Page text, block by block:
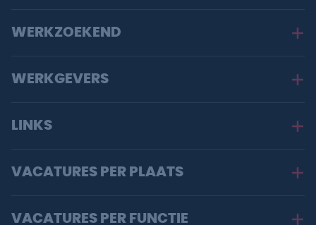
WERKZOEKEND
WERKGEVERS
LINKS
VACATURES PER PLAATS
VACATURES PER FUNCTIE